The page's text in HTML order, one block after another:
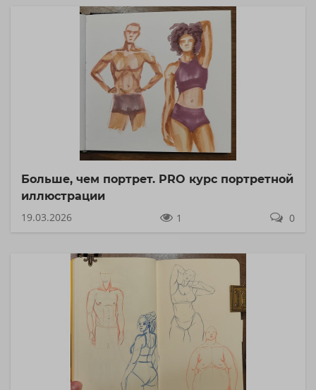
Больше, чем портрет. PRO курс портретной
иллюстрации
19.03.2026
1 0